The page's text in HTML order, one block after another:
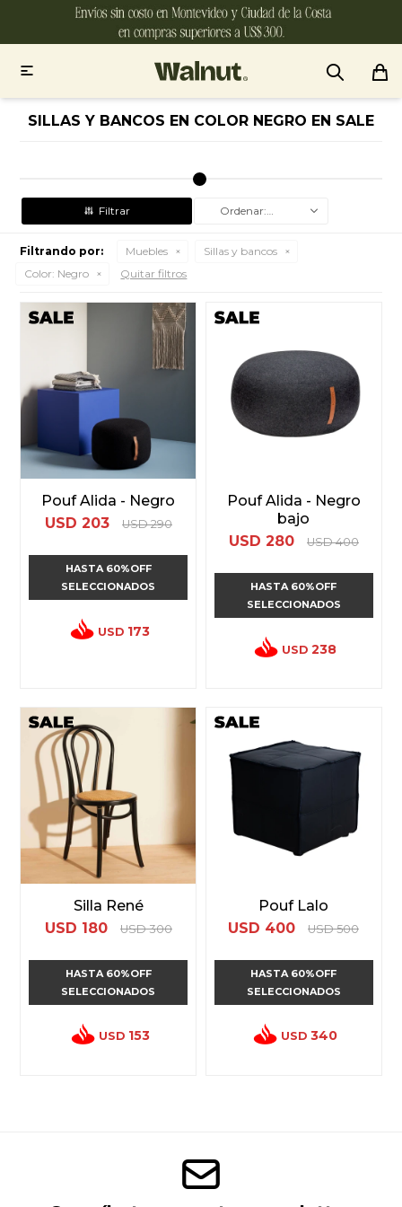

SILLAS Y BANCOS EN COLOR NEGRO EN SALE
Recomendados
Filtrando por: Muebles
Sillas y bancos
Color: Negro Quitar filtros
Pouf Alida - Negro
USD 203 USD 290
HASTA 60%OFF
SELECCIONADOS
USD 173
Pouf Alida - Negro
bajo
USD 280 USD 400
HASTA 60%OFF
SELECCIONADOS
USD 238
Silla René
USD 180 USD 300
HASTA 60%OFF
SELECCIONADOS
USD 153
Pouf Lalo
USD 400 USD 500
HASTA 60%OFF
SELECCIONADOS
USD 340